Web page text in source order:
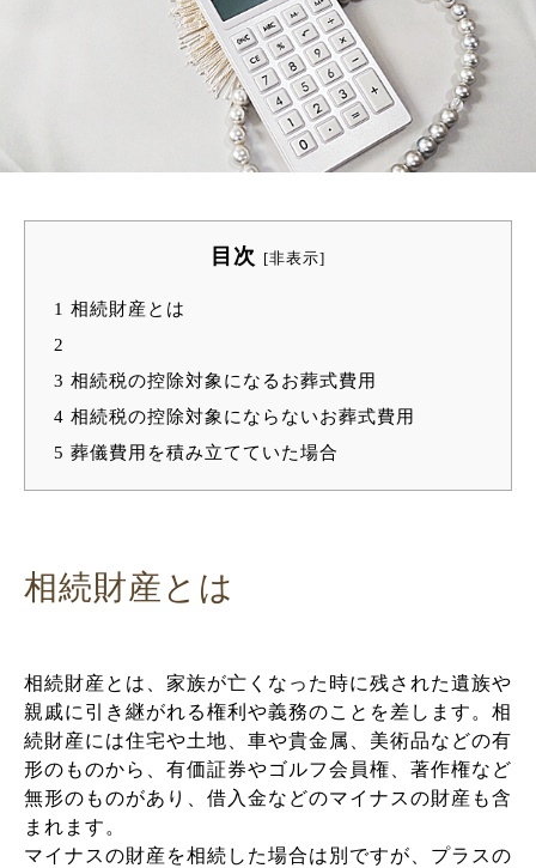
目次 [非表示]
1 相続財産とは
2
3 相続税の控除対象になるお葬式費用
4 相続税の控除対象にならないお葬式費用
5 葬儀費用を積み立てていた場合
相続財産とは
相続財産とは、家族が亡くなった時に残された遺族や
親戚に引き継がれる権利や義務のことを差します。相
続財産には住宅や土地、車や貴金属、美術品などの有
形のものから、有価証券やゴルフ会員権、著作権など
無形のものがあり、借入金などのマイナスの財産も含
まれます。
マイナスの財産を相続した場合は別ですが、プラスの